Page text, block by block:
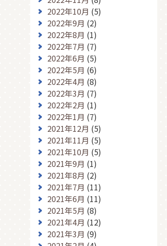
2022年10月 (5)
2022年9月 (2)
2022年8月 (1)
2022年7月 (7)
2022年6月 (5)
2022年5月 (6)
2022年4月 (8)
2022年3月 (7)
2022年2月 (1)
2022年1月 (7)
2021年12月 (5)
2021年11月 (5)
2021年10月 (5)
2021年9月 (1)
2021年8月 (2)
2021年7月 (11)
2021年6月 (11)
2021年5月 (8)
2021年4月 (12)
2021年3月 (9)